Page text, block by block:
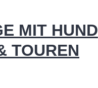
MIT HUND
TOUREN